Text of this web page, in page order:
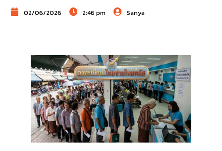
02/06/2026 2:46 pm Sanya